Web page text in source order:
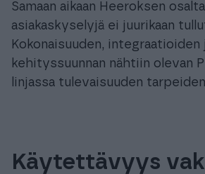
Samaan aikaan Heeroksen
asiakaskyselyjä ei juurikaan
Kokonaisuuden, integraatioiden
kehityssuunnan nähtiin olevan
linjassa tulevaisuuden
Käytettävyys